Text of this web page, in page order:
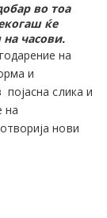
во тоа
ќе
часови.
на
и
слика и
на
нови